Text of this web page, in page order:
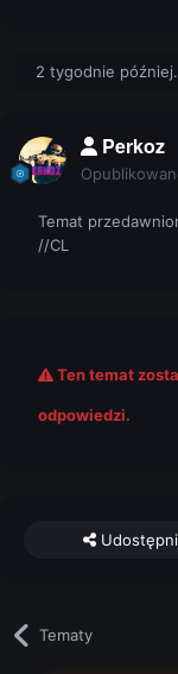
2 tygodnie
Perkoz
Temat
//CL
Ten temat
odpowiedzi.
Tematy